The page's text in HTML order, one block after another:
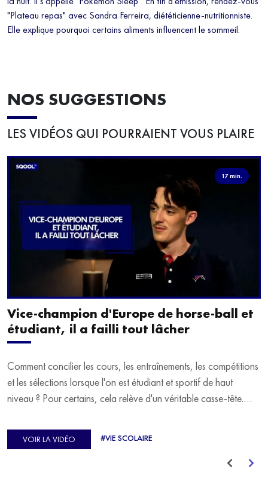
"Plateau repas" avec Sandra Ferreira, diététicienne-nutritionniste.
Elle explique pourquoi certains aliments influencent le sommeil.
NOS SUGGESTIONS
LES VIDÉOS QUI POURRAIENT VOUS PLAIRE
17 min.
Vice-champion d'Europe de horse-ball et
étudiant, il a failli tout lâcher
Comment concilier les cours, les entraînements, les compétitions
et les sélections lorsque l'on est étudiant et sportif de haut
niveau ? Pour certains, cela relève d'un véritable casse-tête.
d'Europe de Horse-ball, qui a failli abandonner ses études
avant de trouver un nouvel équilibre.
VOIR LA VIDÉO #VIE SCOLAIRE